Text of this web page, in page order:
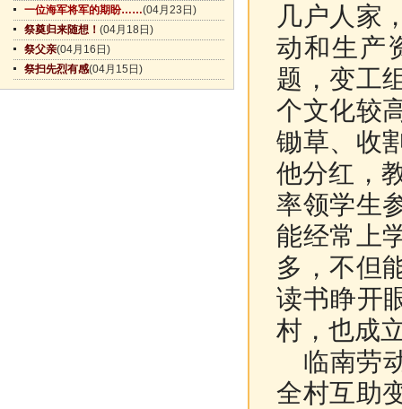
一位海军将军的期盼……(04月23日)
祭奠归来随想！ (04月18日)
祭父亲(04月16日)
祭扫先烈有感(04月15日)
几户人家
动和生产
题，变工
个文化较
锄草、收
他分红，
率领学生
能经常上
多，不但
读书睁开
村，也成
临南劳
全村互助